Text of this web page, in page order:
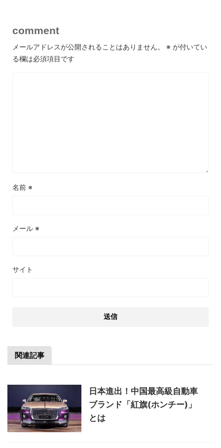
comment
メールアドレスが公開されることはありません。 ※ が付いてい
る欄は必須項目です
名前 ※
メール ※
サイト
関連記事
日本進出！中国最高級自動車
ブランド「紅旗(ホンチー)」
とは